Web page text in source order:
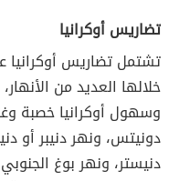
تضاريس أوكرانيا
تشتمل تضاريس
خلالها العديد من
وسهول أوكرانيا خصبة
دونيتس، ونهر دنيبر أو
دنيستر، ونهر بوغ